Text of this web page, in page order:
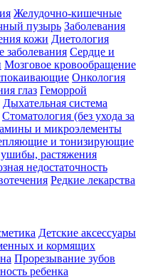
Желудочно-кишечные
пузырь Заболевания
кожи Диетология
Сердце и
Мозговое кровообращение
Онкология
глаз Геморрой
Дыхательная система
Стоматология (без ухода за
и микроэлементы
и тонизирующие
растяжения
недостаточность
Редкие лекарства
Детские аксессуары
и кормящих
Прорезывание зубов
ребенка